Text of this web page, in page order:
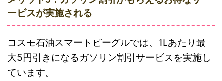
ービスが実施される
コスモ石油スマートビーグルでは、1Lあたり最
大5円引きになるガソリン割引サービスを実施し
ています。